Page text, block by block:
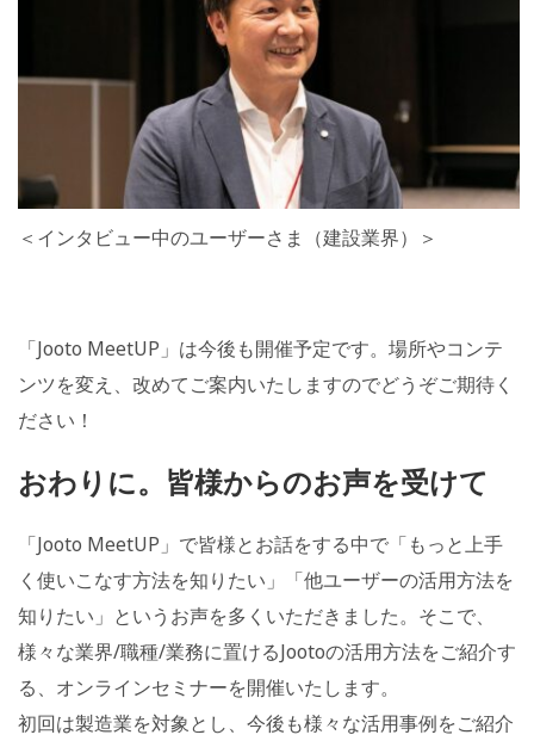
＜インタビュー中のユーザーさま（建設業界）＞
「Jooto MeetUP」は今後も開催予定です。場所やコンテ
ンツを変え、改めてご案内いたしますのでどうぞご期待く
ださい！
おわりに。皆様からのお声を受けて
「Jooto MeetUP」で皆様とお話をする中で「もっと上手
く使いこなす方法を知りたい」「他ユーザーの活用方法を
知りたい」というお声を多くいただきました。そこで、
様々な業界/職種/業務に置けるJootoの活用方法をご紹介す
る、オンラインセミナーを開催いたします。
初回は製造業を対象とし、今後も様々な活用事例をご紹介